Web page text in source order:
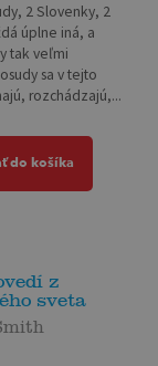
2 Slovenky, 2
úplne iná, a
tak veľmi
sa v tejto
rozchádzajú,...
do košíka
z
sveta